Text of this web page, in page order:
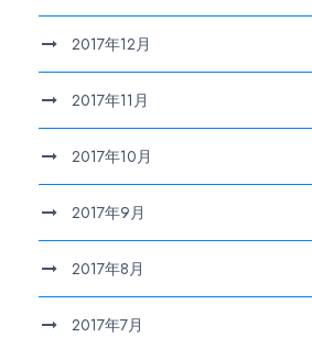
2017年12月
2017年11月
2017年10月
2017年9月
2017年8月
2017年7月